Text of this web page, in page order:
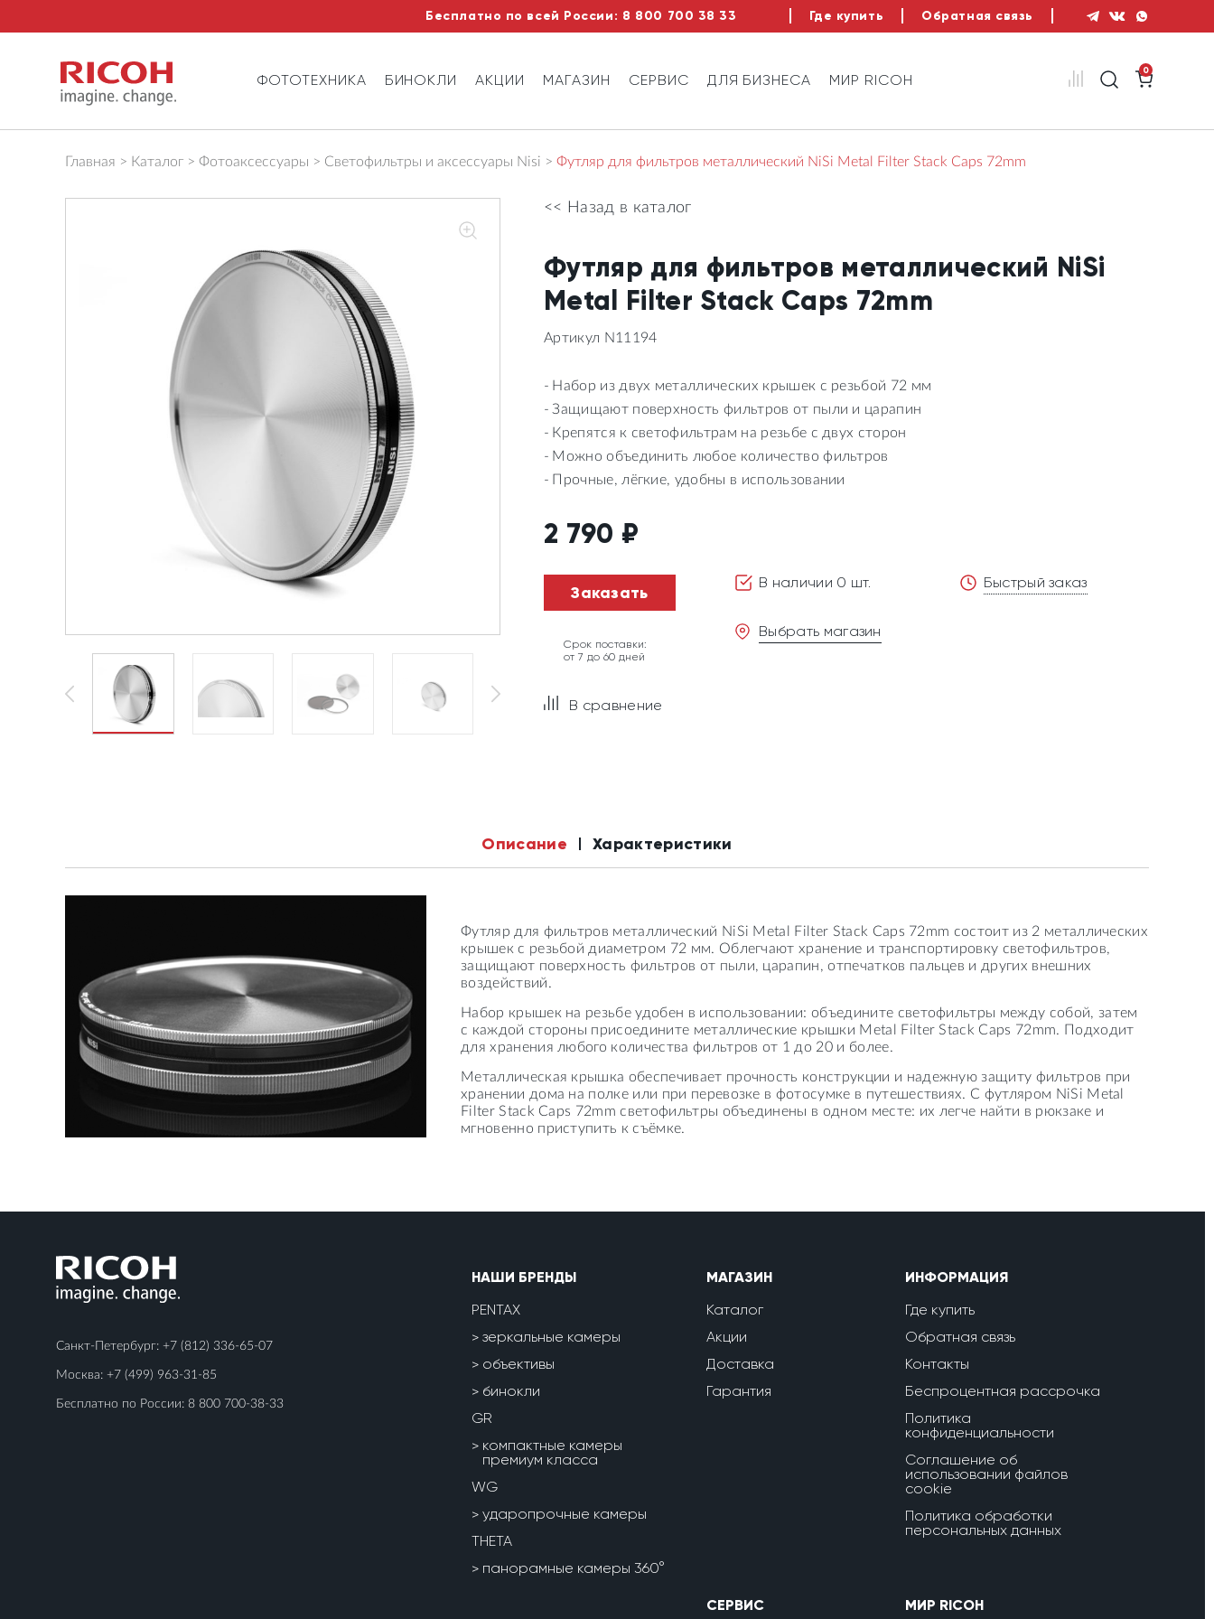
Бесплатно по всей России: 8 800 700 38 33 Где купить Обратная связь
ФОТОТЕХНИКА БИНОКЛИ АКЦИИ МАГАЗИН СЕРВИС ДЛЯ БИЗНЕСА МИР RICOH
0
Главная Каталог Фотоаксессуары Светофильтры и аксессуары Nisi Футляр для фильтров металлический NiSi Metal Filter Stack Caps 72mm
<< Назад в каталог
Футляр для фильтров металлический NiSi
Metal Filter Stack Caps 72mm
Артикул N11194
Набор из двух металлических крышек с резьбой 72 мм
Защищают поверхность фильтров от пыли и царапин
Крепятся к светофильтрам на резьбе с двух сторон
Можно объединить любое количество фильтров
Прочные, лёгкие, удобны в использовании
2 790 ₽
Заказать
Срок поставки:
от 7 до 60 дней
В сравнение
В наличии 0 шт.
Выбрать магазин
Быстрый заказ
Описание Характеристики
Футляр для фильтров металлический NiSi Metal Filter Stack Caps 72mm состоит из 2 металлических
крышек с резьбой диаметром 72 мм. Облегчают хранение и транспортировку светофильтров,
защищают поверхность фильтров от пыли, царапин, отпечатков пальцев и других внешних
воздействий.
Набор крышек на резьбе удобен в использовании: объедините светофильтры между собой, затем
с каждой стороны присоедините металлические крышки Metal Filter Stack Caps 72mm. Подходит
для хранения любого количества фильтров от 1 до 20 и более.
Металлическая крышка обеспечивает прочность конструкции и надежную защиту фильтров при
хранении дома на полке или при перевозке в фотосумке в путешествиях. С футляром NiSi Metal
Filter Stack Caps 72mm светофильтры объединены в одном месте: их легче найти в рюкзаке и
мгновенно приступить к съёмке.
Санкт-Петербург: +7 (812) 336-65-07
Москва: +7 (499) 963-31-85
Бесплатно по России: 8 800 700-38-33
НАШИ БРЕНДЫ
PENTAX
зеркальные камеры
объективы
бинокли
GR
компактные камеры
премиум класса
WG
ударопрочные камеры
THETA
панорамные камеры 360°
МАГАЗИН
Каталог
Акции
Доставка
Гарантия
ИНФОРМАЦИЯ
Где купить
Обратная связь
Контакты
Беспроцентная рассрочка
Политика
конфиденциальности
Соглашение об
использовании файлов
cookie
Политика обработки
персональных данных
СЕРВИС МИР RICOH